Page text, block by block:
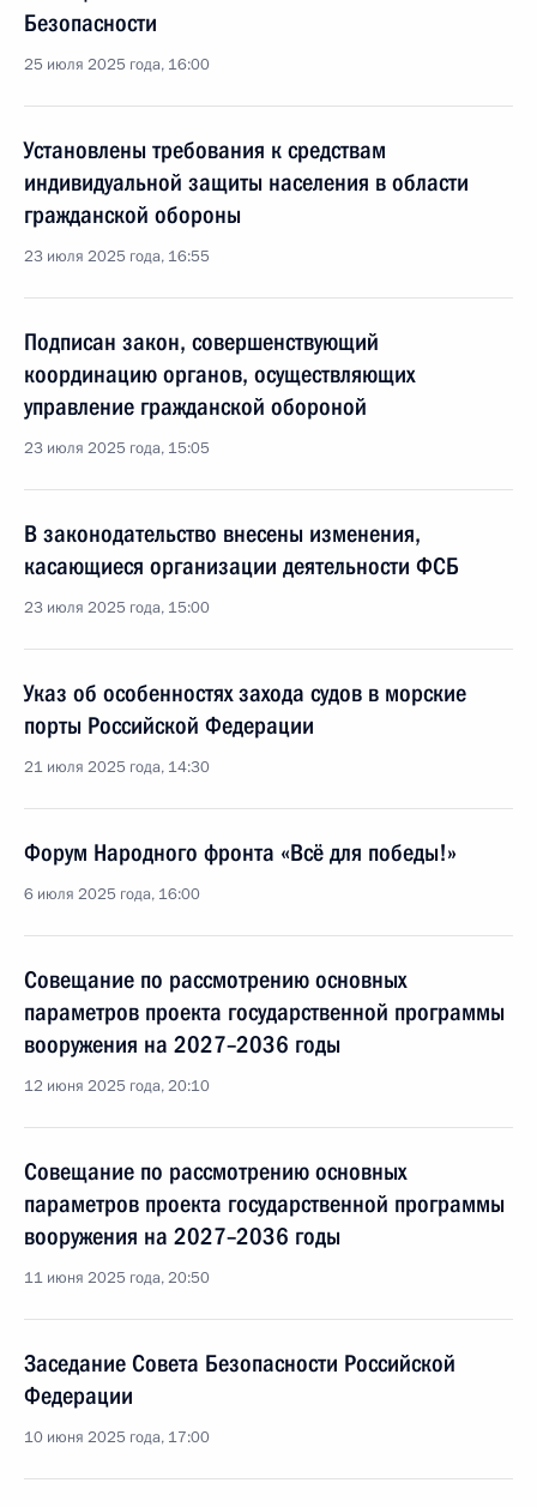
Безопасности
25 июля 2025 года, 16:00
Установлены требования к средствам
индивидуальной защиты населения в области
гражданской обороны
23 июля 2025 года, 16:55
Подписан закон, совершенствующий
координацию органов, осуществляющих
управление гражданской обороной
23 июля 2025 года, 15:05
В законодательство внесены изменения,
касающиеся организации деятельности ФСБ
23 июля 2025 года, 15:00
Указ об особенностях захода судов в морские
порты Российской Федерации
21 июля 2025 года, 14:30
Форум Народного фронта «Всё для победы!»
6 июля 2025 года, 16:00
Совещание по рассмотрению основных
параметров проекта государственной программы
вооружения на 2027–2036 годы
12 июня 2025 года, 20:10
Совещание по рассмотрению основных
параметров проекта государственной программы
вооружения на 2027–2036 годы
11 июня 2025 года, 20:50
Заседание Совета Безопасности Российской
Федерации
10 июня 2025 года, 17:00